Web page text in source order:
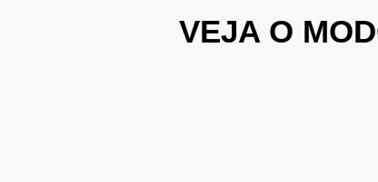
VEJA O